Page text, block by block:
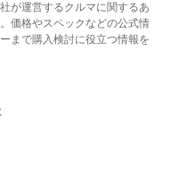
が運営するクルマに関するあ
価格やスペックなどの公式情
まで購入検討に役立つ情報を